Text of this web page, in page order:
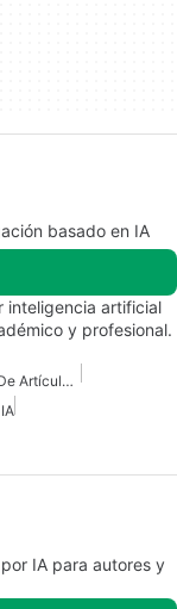
basado en IA
inteligencia artificial
y profesional.
Herramientas De Escritura De Artículos De IA
IA para autores y